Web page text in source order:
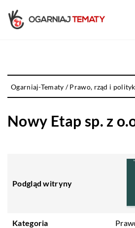
Ogarniaj-Tematy /Prawo, rząd i
Nowy Etap sp. z
Podgląd witryny
Kategoria